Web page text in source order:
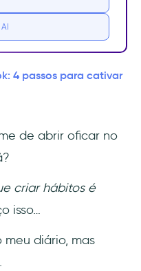
em produtos
4 passos para cativar
de abrir oficar no
criar hábitos é
isso…
meu diário, mas